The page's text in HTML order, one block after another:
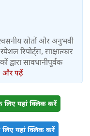
स्रोतों और अनुभवी
रिपोर्ट्स, साक्षात्कार
सावधानीपूर्वक
और पढ़ें
लिए यहां क्लिक करें
यहां क्लिक करें